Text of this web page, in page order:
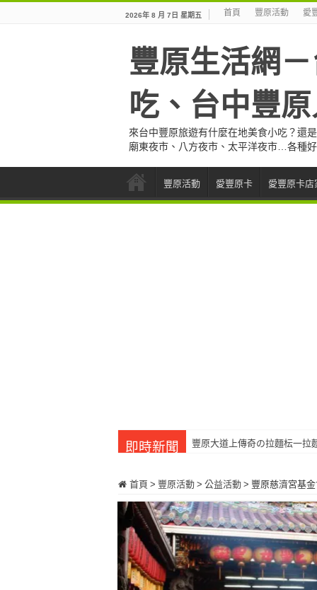
2026年 8 月 7日 星期五 首頁 豐原活動 愛
豐原生活網
吃、台中豐
來台中豐原旅遊有什麼在地美食小吃？還
廟東夜市、八方夜市、太平洋夜市…各種
豐原活動 愛豐原卡 愛豐原卡店
即時新聞 金泉台越小吃 道地口味的越南
豐原大道上傳奇の拉麵枟一拉
首頁 > 豐原活動 > 公益活動 > 豐原慈濟宮基